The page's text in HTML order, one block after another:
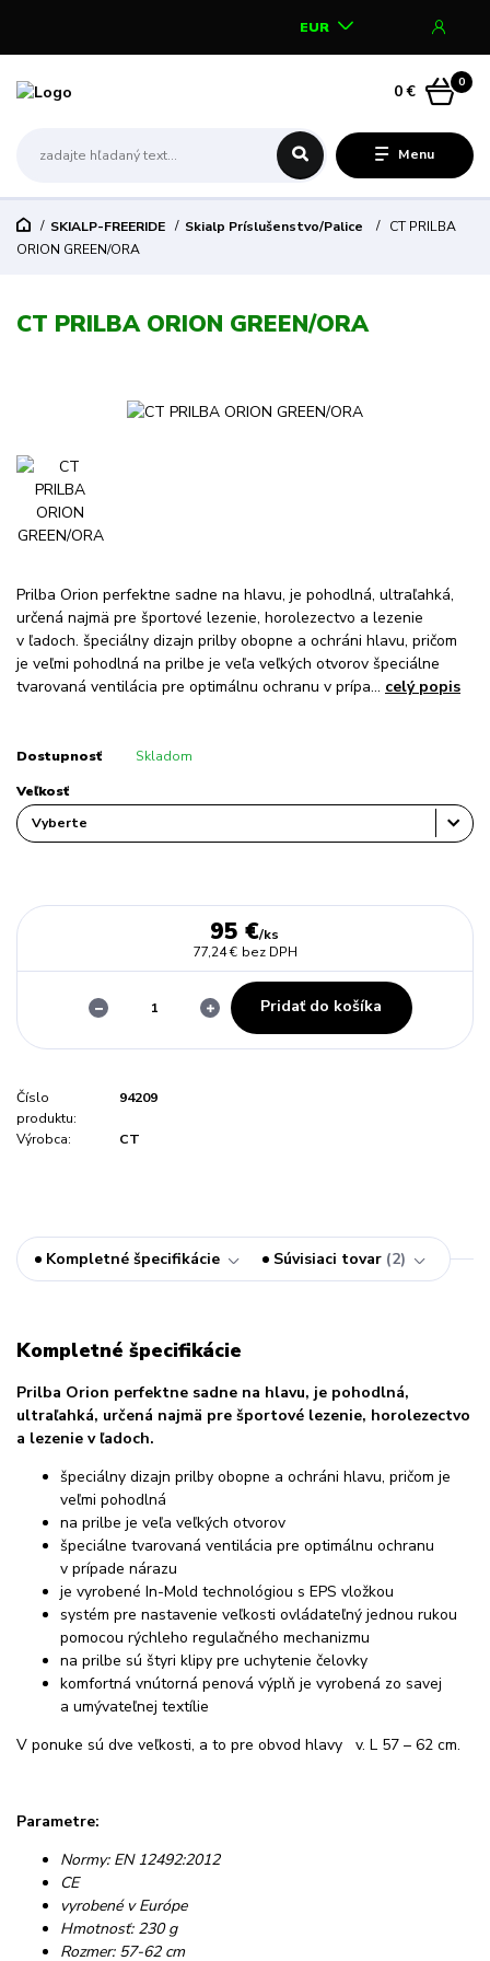
Menu
EUR
0
0 €
SKIALP-FREERIDE Skialp Príslušenstvo/Palice
CT PRILBA
ORION GREEN/ORA
CT PRILBA ORION GREEN/ORA
Prilba Orion perfektne sadne na hlavu, je pohodlná, ultraľahká,
určená najmä pre športové lezenie, horolezectvo a lezenie
v ľadoch. špeciálny dizajn prilby obopne a ochráni hlavu, pričom
je veľmi pohodlná na prilbe je veľa veľkých otvorov špeciálne
tvarovaná ventilácia pre optimálnu ochranu v prípa... celý popis
Dostupnosť Skladom
Veľkosť
95 €/ks
77,24 € bez DPH
Pridať do košíka
Číslo
produktu:
94209
Výrobca: CT
Kompletné špecifikácie Súvisiaci tovar 2
Kompletné špecifikácie
Prilba Orion perfektne sadne na hlavu, je pohodlná,
ultraľahká, určená najmä pre športové lezenie, horolezectvo
a lezenie v ľadoch.
špeciálny dizajn prilby obopne a ochráni hlavu, pričom je
veľmi pohodlná
na prilbe je veľa veľkých otvorov
špeciálne tvarovaná ventilácia pre optimálnu ochranu
v prípade nárazu
je vyrobené In-Mold technológiou s EPS vložkou
systém pre nastavenie veľkosti ovládateľný jednou rukou
pomocou rýchleho regulačného mechanizmu
na prilbe sú štyri klipy pre uchytenie čelovky
komfortná vnútorná penová výplň je vyrobená zo savej
a umývateľnej textílie
V ponuke sú dve veľkosti, a to pre obvod hlavy v. L 57 – 62 cm.
Parametre:
Normy: EN 12492:2012
CE
vyrobené v Európe
Hmotnosť: 230 g
Rozmer: 57-62 cm